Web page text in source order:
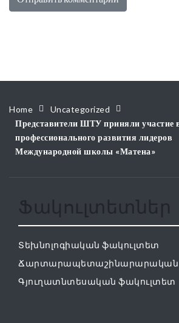
Home
Uncategorized
Представители ШТУ приняли участие
профессионального развития лидеров
Международной школы «Матена»
Ֆակուլտետներ
Տեխնոլոգիական ֆակուլտետ
Ճարտարապետաշինարարական
Գյուղատնտեսական ֆակուլտետ